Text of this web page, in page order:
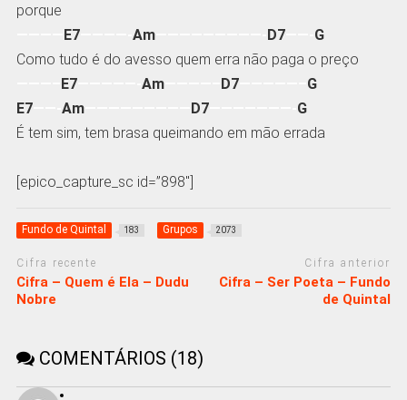
porque
E7————- Am—————————- D7——- G
Como tudo é do avesso quem erra não paga o preço
E7—————- Am————– D7—————– G
E7——- Am————————— D7———————- G
É tem sim, tem brasa queimando em mão errada
[epico_capture_sc id=”898″]
Fundo de Quintal 183 Grupos 2073
Cifra recente
Cifra – Quem é Ela – Dudu
Nobre
Cifra anterior
Cifra – Ser Poeta – Fundo
de Quintal
COMENTÁRIOS (18)